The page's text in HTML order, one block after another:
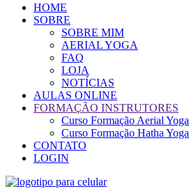
HOME
SOBRE
SOBRE MIM
AERIAL YOGA
FAQ
LOJA
NOTÍCIAS
AULAS ONLINE
FORMAÇÃO INSTRUTORES
Curso Formação Aerial Yoga
Curso Formação Hatha Yoga
CONTATO
LOGIN